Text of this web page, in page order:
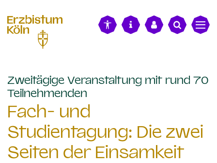
Zweitägige Veranstaltung mit rund 70
Teilnehmenden
Fach- und
Studientagung: Die zwei
Seiten der Einsamkeit